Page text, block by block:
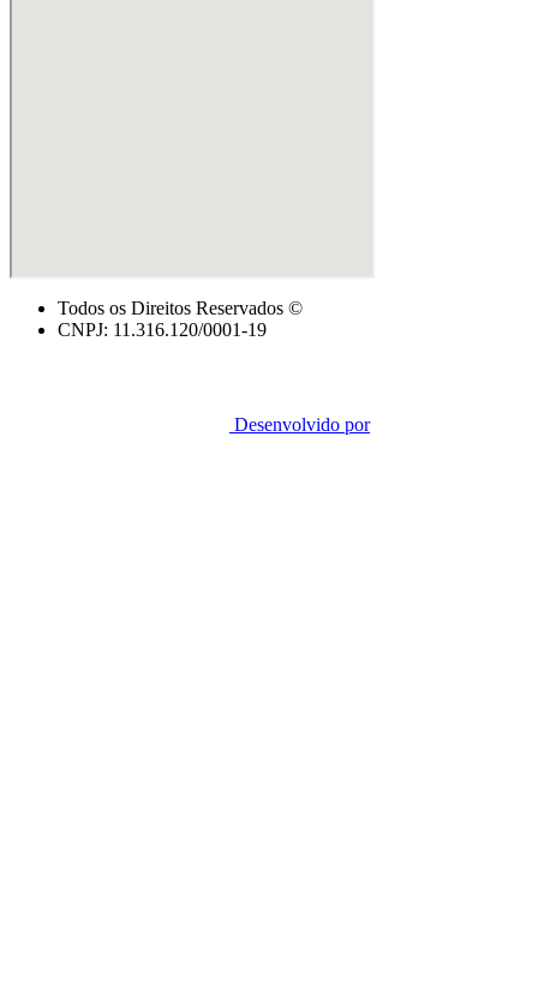
Todos os Direitos Reservados ©
CNPJ: 11.316.120/0001-19
Desenvolvido por